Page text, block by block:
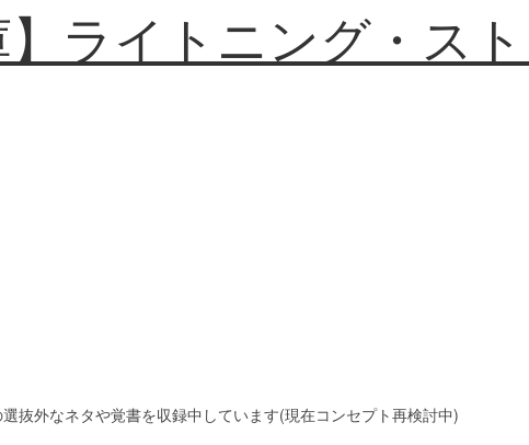
】ライトニング・ス
抜外なネタや覚書を収録中しています(現在コンセプト再検討中)